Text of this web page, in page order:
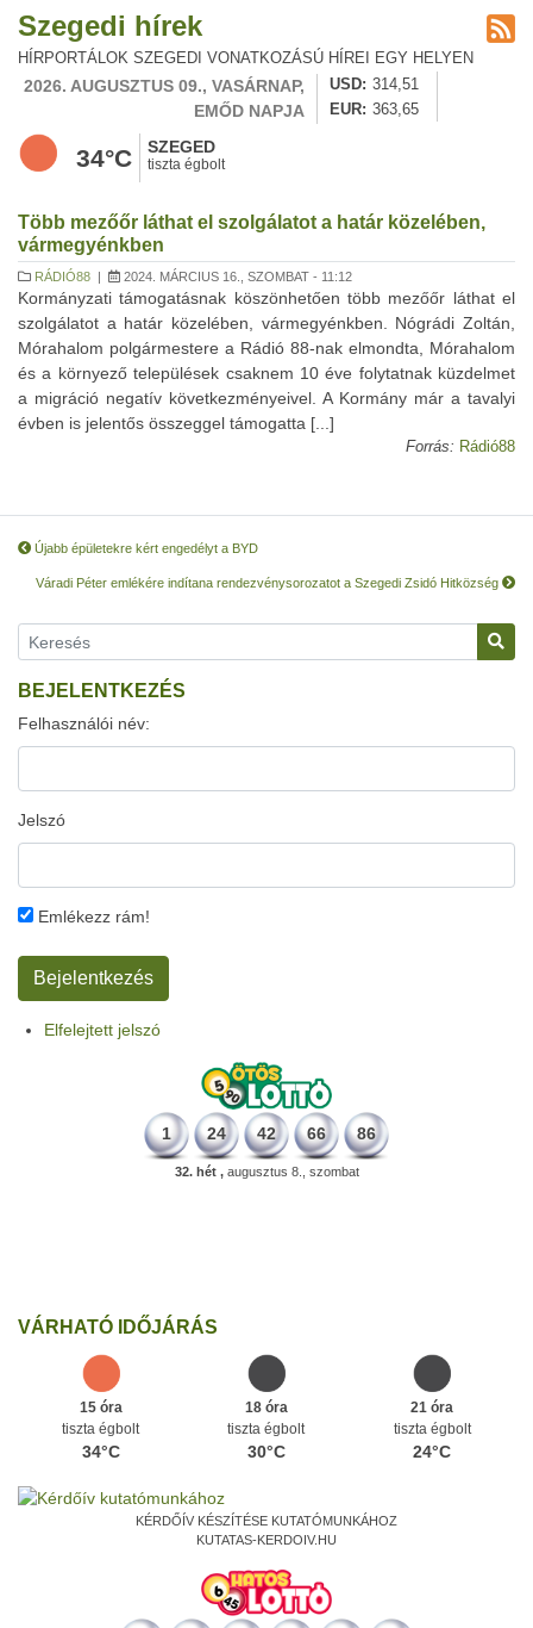
Szegedi hírek
HÍRPORTÁLOK SZEGEDI VONATKOZÁSÚ HÍREI EGY HELYEN
2026. AUGUSZTUS 09., VASÁRNAP,
EMŐD NAPJA
USD
314,51
EUR
363,65
34°C SZEGED
tiszta égbolt
Több mezőőr láthat el szolgálatot a határ közelében,
vármegyénkben
RÁDIÓ88 | 2024. MÁRCIUS 16., SZOMBAT - 11:12
Kormányzati támogatásnak köszönhetően több mezőőr láthat el
szolgálatot a határ közelében, vármegyénkben. Nógrádi Zoltán,
Mórahalom polgármestere a Rádió 88-nak elmondta, Mórahalom
és a környező települések csaknem 10 éve folytatnak küzdelmet
a migráció negatív következményeivel. A Kormány már a tavalyi
évben is jelentős összeggel támogatta [...]
Forrás: Rádió88
Újabb épületekre kért engedélyt a BYD
Váradi Péter emlékére indítana rendezvénysorozatot a Szegedi Zsidó Hitközség
BEJELENTKEZÉS
Felhasználói név:
Jelszó
Emlékezz rám!
Elfelejtett jelszó
1 24 42 66 86
32. hét ,augusztus 8., szombat
VÁRHATÓ IDŐJÁRÁS
15 óra
tiszta égbolt
34°C
18 óra
tiszta égbolt
30°C
21 óra
tiszta égbolt
24°C
KÉRDŐÍV KÉSZÍTÉSE KUTATÓMUNKÁHOZ
KUTATAS-KERDOIV.HU